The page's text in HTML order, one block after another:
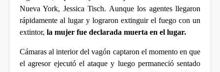
Nueva York, Jessica Tisch. Aunque los agentes llegaron
rápidamente al lugar y lograron extinguir el fuego con un
extintor, la mujer fue declarada muerta en el lugar.
Cámaras al interior del vagón captaron el momento en que
el agresor ejecutó el ataque y luego permaneció sentado